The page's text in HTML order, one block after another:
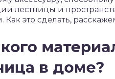
лестницы и
Как это сделать,
в доме?